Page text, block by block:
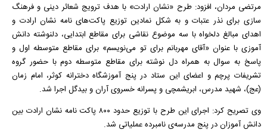
مرتضی مردان، افزود: طرح «نشان ارادت» با هدف ترویج شعائر دینی و فرهنگ
سازی برای نذر عتبات و به شکل نمادین توزیع پاکت‌های نامه نشان ارادت و
اهدای مبالغ دلخواه با سه موضوع نقاشی برای مقاطع ابتدایی، دلنوشته دانش
آموزی با عنوان «آقای مهربانم برای تو می‌نویسم» برای مقاطع متوسطه اول و
پاسخ به سوال به همراه دل نوشته برای مقاطع متوسطه دوم با حضور گروه
تشریفات پرچم و اعضای این ستاد در پنج آموزشگاه دخترانه کوثر، امام زمان
(عج)، شهید مدرس، ابریشمچی و پسرانه خسروی آران و بیدگل اجرا شد.
وی تصریح کرد: اجرای این طرح با توزیع حدود ۸۰۰ پاکت نامه نشان ارادت بین
دانش آموزان در پنج مدرسه‌ی نامبرده عملیاتی شد.